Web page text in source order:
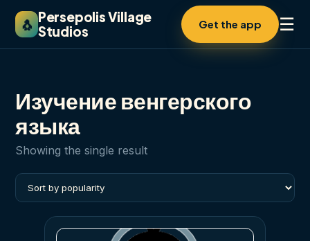
🐧 Persepolis Village
Studios
Get the app ☰
Изучение венгерского
языка
Showing the single result